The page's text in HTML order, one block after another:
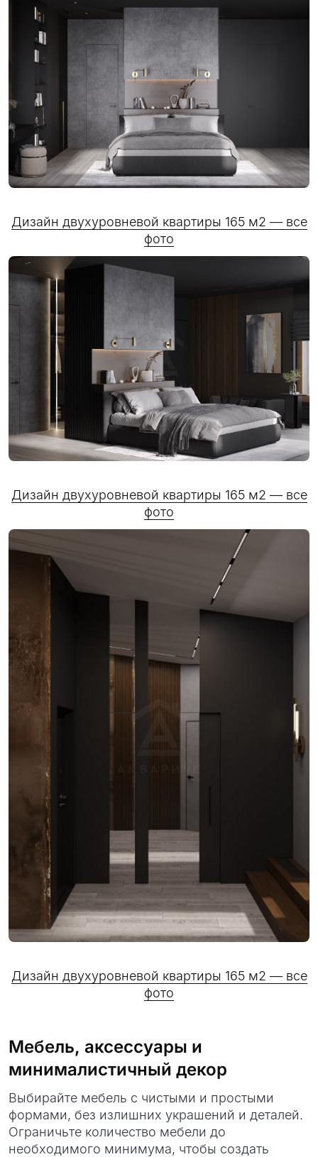
Дизайн двухуровневой квартиры 165 м2 — все
фото
Дизайн двухуровневой квартиры 165 м2 — все
фото
Дизайн двухуровневой квартиры 165 м2 — все
фото
Мебель, аксессуары и
минималистичный декор
Выбирайте мебель с чистыми и простыми
формами, без излишних украшений и деталей.
Ограничьте количество мебели до
необходимого минимума, чтобы создать